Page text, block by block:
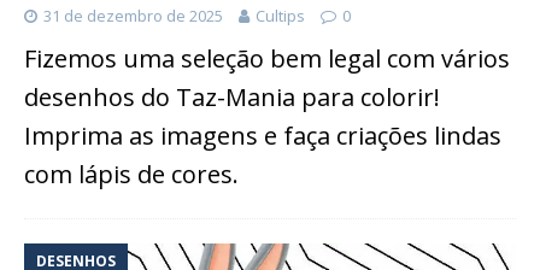
31 de dezembro de 2025 Cultips 0
Fizemos uma seleção bem legal com vários
desenhos do Taz-Mania para colorir!
Imprima as imagens e faça criações lindas
com lápis de cores.
DESENHOS